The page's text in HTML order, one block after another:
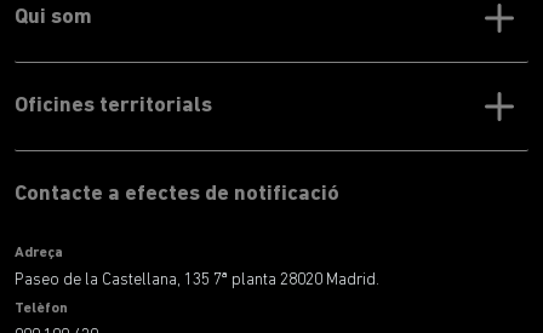
Oficines territorials
Contacte a efectes de notificació
Adreça
Paseo de la Castellana, 135 7ª planta 28020 Madrid.
Telèfon
Qui som